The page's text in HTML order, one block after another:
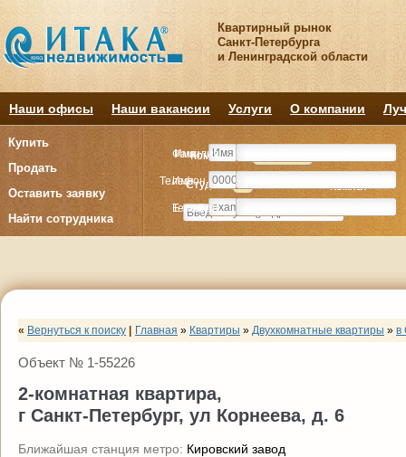
Квартирный рынок
Санкт-Петербурга
и Ленинградской области
Наши офисы Наши вакансии Услуги О компании
Купить
Продать
Оставить заявку
Найти сотрудника
Комнату
Студия Комнат
Комнату
Студия Комнат
Имя
Телефон
E-mail
Фамилия
Имя
Телефон
« Вернуться к поиску Главная » Квартиры » Двухкомнатные квартиры » в
Объект № 1-55226
2-комнатная квартира,
г Санкт-Петербург, ул Корнеева, д. 6
Ближайшая станция метро: Кировский завод